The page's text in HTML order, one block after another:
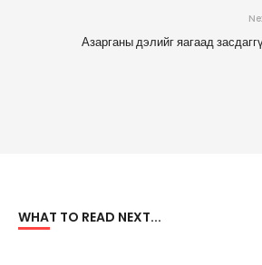
Азарганы дэлийг яагаад
WHAT TO READ NEXT...